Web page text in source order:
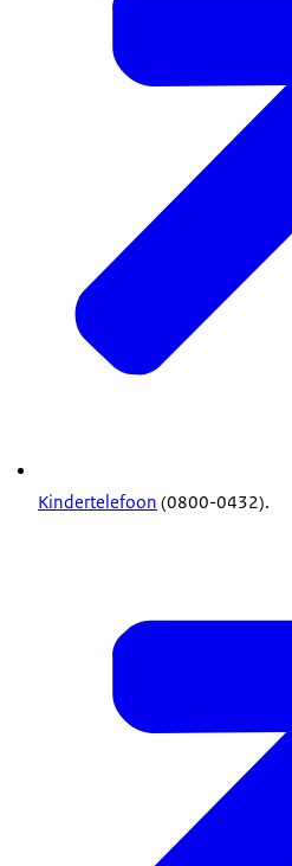
Kindertelefoon (0800-0432).